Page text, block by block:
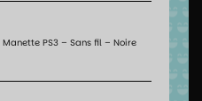
PS3 – Sans fil – Noire